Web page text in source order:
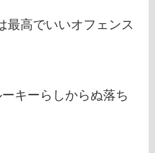
最高でいいオフェンス
キーらしからぬ落ち